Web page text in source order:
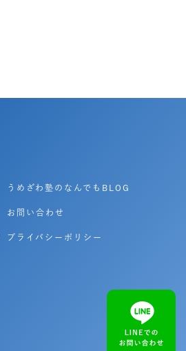
うめざわ塾のなんでもBLOG
お問い合わせ
プライバシーポリシー